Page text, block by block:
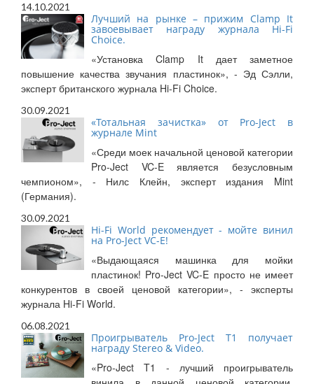
14.10.2021
Лучший на рынке – прижим Clamp It
завоевывает награду журнала Hi-Fi
Choice.
«Установка Clamp It дает заметное
повышение качества звучания пластинок», - Эд Сэлли,
эксперт британского журнала Hi-Fi Choice.
30.09.2021
«Тотальная зачистка» от Pro-Ject в
журнале Mint
«Среди моек начальной ценовой категории
Pro-Ject VC-E является безусловным
чемпионом», - Нилс Клейн, эксперт издания Mint
(Германия).
30.09.2021
Hi-Fi World рекомендует - мойте винил
на Pro-Ject VC-E!
«Выдающаяся машинка для мойки
пластинок! Pro-Ject VC-E просто не имеет
конкурентов в своей ценовой категории», - эксперты
журнала Hi-Fi World.
06.08.2021
Проигрыватель Pro-Ject T1 получает
награду Stereo & Video.
«Pro-Ject T1 - лучший проигрыватель